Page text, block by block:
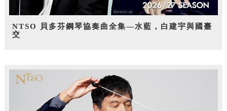
NTSO 貝多芬鋼琴協奏曲全集—水藍，白建宇與國臺
交